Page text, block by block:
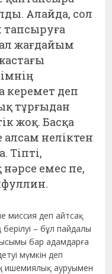
Алайда, сол
тапсыруға
жағдайым
керемет деп
тұрғыдан
жоқ. Басқа
алсам неліктен
Тіпті,
емес пе,
миссия деп айтсақ
– бұл пайдалы
бар адамдарға
мүмкін деп
ишемиялық ауруымен